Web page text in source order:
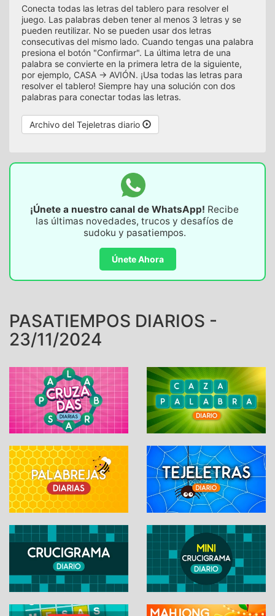
Conecta todas las letras del tablero para resolver el
juego. Las palabras deben tener al menos 3 letras y se
pueden reutilizar. No se pueden usar dos letras
consecutivas del mismo lado. Cuando tengas una palabra
presiona el botón "Confirmar". La última letra de una
palabra se convierte en la primera letra de la siguiente,
por ejemplo, CASA -> AVIÓN. ¡Usa todas las letras para
resolver el tablero! Siempre hay una solución con dos
palabras para conectar todas las letras.
Archivo del Tejeletras diario
¡Únete a nuestro canal de WhatsApp! Recibe
las últimas novedades, trucos y desafíos de
sudoku y pasatiempos.
Únete Ahora
PASATIEMPOS DIARIOS -
23/11/2024